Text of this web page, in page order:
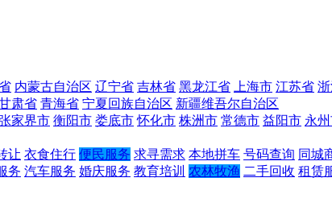
内蒙古自治区 辽宁省 吉林省 黑龙江省 上海市 江苏省
肃省 青海省 宁夏回族自治区 新疆维吾尔自治区
家界市 衡阳市 娄底市 怀化市 株洲市 常德市 益阳市 永
让 衣食住行 便民服务 求寻需求 本地拼车 号码查询 同城
务 汽车服务 婚庆服务 教育培训 农林牧渔 二手回收 租赁